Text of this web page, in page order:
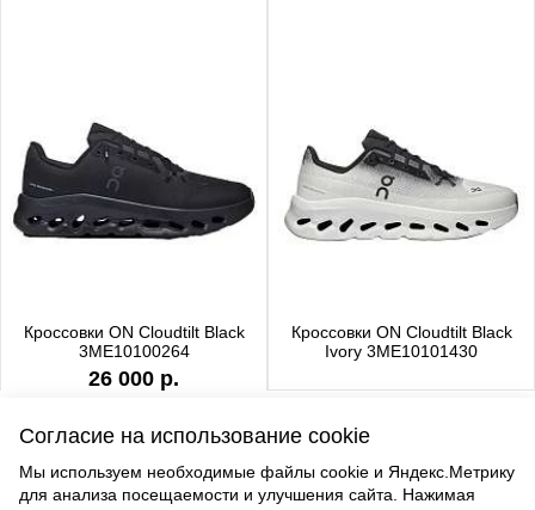
Кроссовки ON Cloudtilt Black
3ME10100264
26 000 р.
Кроссовки ON Cloudtilt Black
Ivory 3ME10101430
Согласие на использование cookie
Мы используем необходимые файлы cookie и Яндекс.Метрику
для анализа посещаемости и улучшения сайта. Нажимая